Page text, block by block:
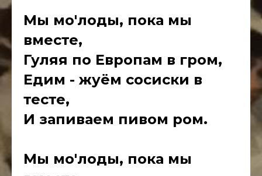
Мы мо'лоды, пока мы
вместе,
Гуляя по Европам в гром,
Едим - жуём сосиски в
тесте,
И запиваем пивом ром.
Мы мо'лоды, пока мы